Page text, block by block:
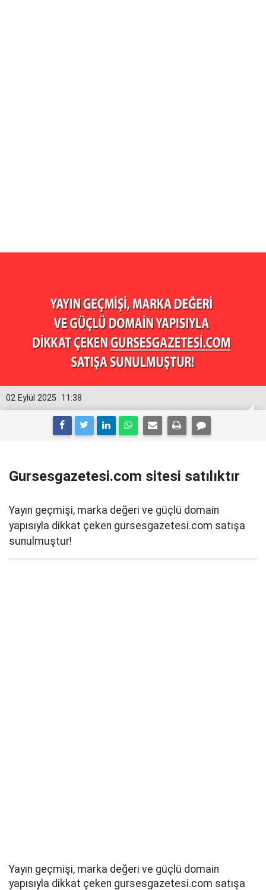
11:38
02 Eylül 2025
Gursesgazetesi.com sitesi satılıktır
Yayın geçmişi, marka değeri ve güçlü domain
yapısıyla dikkat çeken gursesgazetesi.com satışa
sunulmuştur!
Yayın geçmişi, marka değeri ve güçlü domain
yapısıyla dikkat çeken gursesgazetesi.com satışa